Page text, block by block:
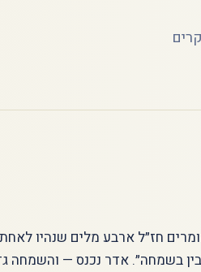
חז״ל ארבע מלים שנהיו
בשמחה״. אדר נכנס — והשמחה